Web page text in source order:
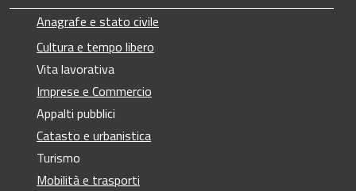
Anagrafe e stato civile
Cultura e tempo libero
Vita lavorativa
Imprese e Commercio
Appalti pubblici
Catasto e urbanistica
Turismo
Mobilità e trasporti